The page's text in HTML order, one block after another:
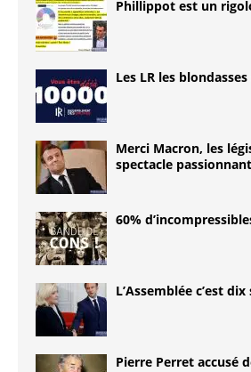
Phillippot est un
Les LR les
Merci Macron, les
spectacle passionnant
60%
L’Assemblée c’est dix
Pierre Perret accusé